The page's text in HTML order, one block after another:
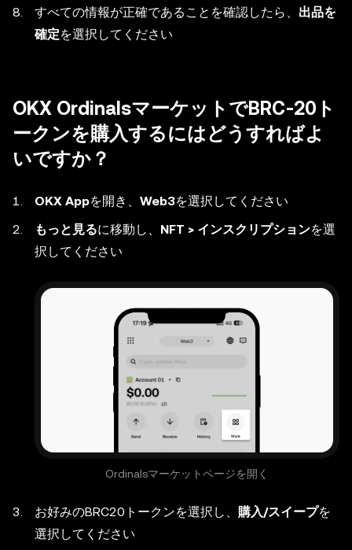
すべての情報が正確であることを確認したら、 出品を
確定を選択してください
OKX OrdinalsマーケットでBRC-20ト
ークンを購入するにはどうすればよ
いですか？
OKX Appを開き、 Web3を選択してください
もっと見るに移動し、 NFT > インスクリプションを選
択してください
Ordinalsマーケットページを開く
お好みのBRC20トークンを選択し、 購入/スイープを
選択してください